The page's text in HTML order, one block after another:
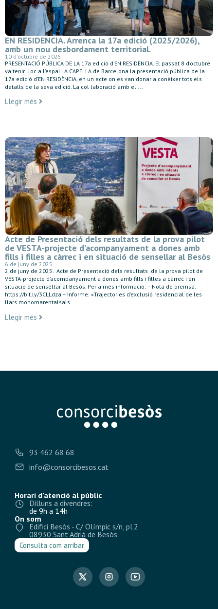
EN RESIDENCIA. Arrenca la 17a edició (2025/2026),
amb un nou desbordament territorial.
10 d'octubre de 2025
PRESENTACIÓ PÚBLICA DE LA 17a edició d’EN RESIDÈNCIA. El passat 8 d’octubre
va tenir lloc a l’espai LA CAPELLA de Barcelona la presentació pública de la
17a edició d’EN RESiDÈNCiA, en un acte on es van donar a conèixer tots els
detalls de la seva edició. La col·laboració amb el ...
Llegir més
Acte de Presentació dels resultats de la prova pilot
de VESTA-projecte d’acompanyament a dones amb
fills i filles a càrrec i en situació de sensellar al Besòs
6 de juny de 2025
2 de juny de 2025. Acte de Presentació dels resultats de la prova pilot de
VESTA-projecte d’acompanyament a dones amb fills i filles a càrrec i en
situació de sensellar al Besòs. Per a més informació: – Nota de premsa:
https://bit.ly/3CLLdza – Informe: «Trajectories d’exclusió residencial de les
llars monomarentalsals ...
Llegir més
93 462 68 68
info@consorcibesos.cat
Horari d’atenció al públic
Dilluns a divendres:
de 9h a 14h
On som
Edifici Besòs - C/ Olímpic s/n, pl.2
08930 Sant Adrià de Besòs
Consulta com arribar